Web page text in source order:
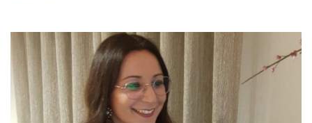
imprenditori
di
Confcommercio
Bari-